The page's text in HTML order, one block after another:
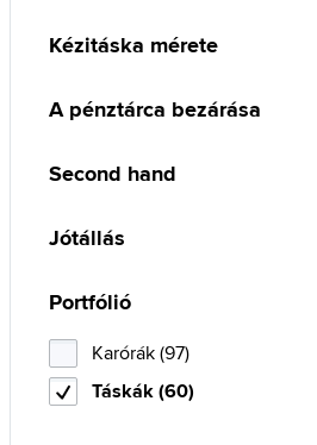
Kézitáska mérete
A pénztárca bezárása
Second hand
Jótállás
Portfólió
Karórák (97)
Táskák (60)